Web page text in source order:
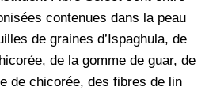
contenues dans la peau
de graines d’Ispaghula, de
de la gomme de guar, de
de chicorée, des fibres de lin